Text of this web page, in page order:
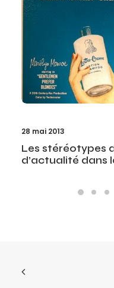
28 mai 2013
Les stéréotypes
d’actualité dans